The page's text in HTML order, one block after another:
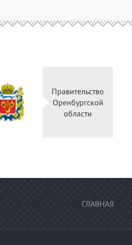
Правительство
Оренбургской
области
ГЛАВНАЯ